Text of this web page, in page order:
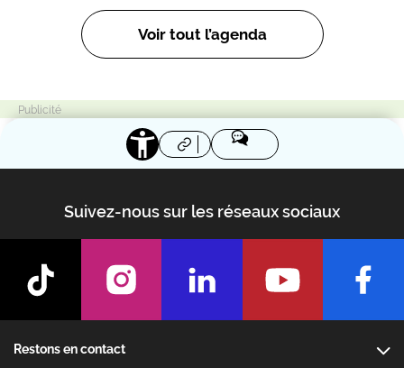
Voir tout l’agenda
Suivez-nous sur les réseaux sociaux
Restons en contact